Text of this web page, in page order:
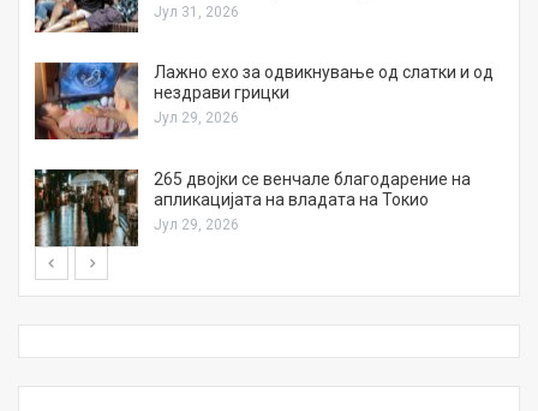
Јул 31, 2026
Лажно ехо за одвикнување од слатки и од
нездрави грицки
Јул 29, 2026
265 двојки се венчале благодарение на
апликацијата на владата на Токио
Јул 29, 2026